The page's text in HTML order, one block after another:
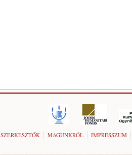
SZERKESZTŐK MAGUNKRÓL IMPRESSZUM